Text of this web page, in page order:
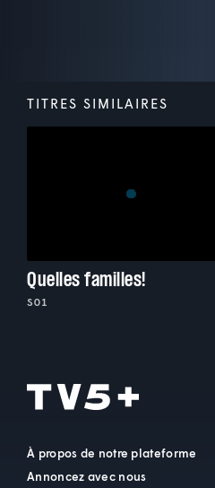
TITRES SIMILAIRES
Quelles familles!
S01
À propos de notre plateforme
Annoncez avec nous